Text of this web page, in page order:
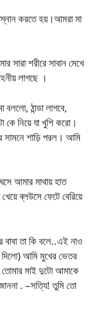
স্নান করতে হয়।আমরা মা
সারা শরীরে সাবান মেখে
লাগছে ।
ঠান্ডা লাগবে,
কে নিয়ে যা খুশি করো।
সামনে শাড়ি পরল। আমি
আমার মাথায় হাত
ব্লউসে ফেটে বেরিয়ে
তা কি বলে..এই নাও
দিলো) আমি মুখের ভেতর
মাই দুটো আমাকে
. –সত্যি! তুমি তো